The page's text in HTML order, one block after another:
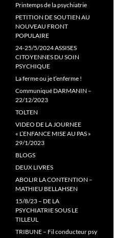
Printemps de la psychiatrie
PETITION DE SOUTIEN AU
NOUVEAU FRONT
POPULAIRE
24-25/5/2024 ASSISES
CITOYENNES DU SOIN
PSYCHIQUE
La ferme ou je t’enferme !
Communiqué DARMANIN –
22/12/2023
TOLTEN
VIDEO DE LA JOURNEE
« L’ENFANCE MISE AU PAS »
29/1/2023
BLOGS
DEUX LIVRES
ABOLIR LA CONTENTION –
MATHIEU BELLAHSEN
15/8/23 – DE LA
PSYCHIATRIE SOUS LE
TILLEUL
TRIBUNE – Fil conducteur psy